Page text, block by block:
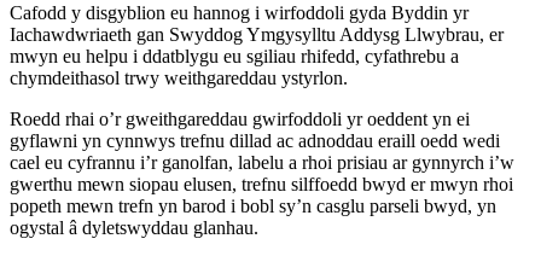
Cafodd y disgyblion eu hannog i wirfoddoli gyda Byddin yr
Iachawdwriaeth gan Swyddog Ymgysylltu Addysg Llwybrau, er
mwyn eu helpu i ddatblygu eu sgiliau rhifedd, cyfathrebu a
chymdeithasol trwy weithgareddau ystyrlon.
Roedd rhai o’r gweithgareddau gwirfoddoli yr oeddent yn ei
gyflawni yn cynnwys trefnu dillad ac adnoddau eraill oedd wedi
cael eu cyfrannu i’r ganolfan, labelu a rhoi prisiau ar gynnyrch i’w
gwerthu mewn siopau elusen, trefnu silffoedd bwyd er mwyn rhoi
popeth mewn trefn yn barod i bobl sy’n casglu parseli bwyd, yn
ogystal â dyletswyddau glanhau.